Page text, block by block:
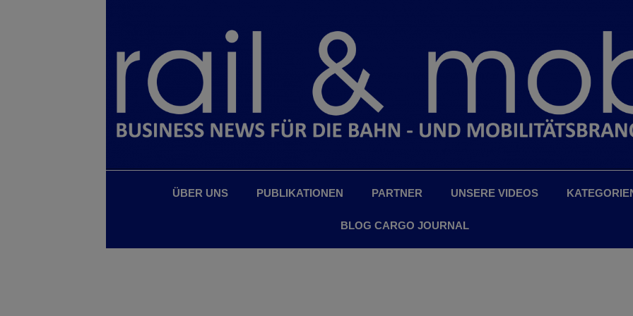
ÜBER UNS PUBLIKATIONEN PARTNER UNSERE VIDEOS
BLOG CARGO JOURNAL